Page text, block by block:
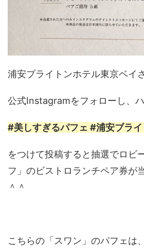
浦安ブライトンホテル東京ベイ
公式Instagramをフォローし、
#美しすぎるパフェ #浦安ブラ
をつけて投稿すると抽選でロビ
フ」のビストロランチペア券が
＾＾
こちらの「スワン」のパフェは、